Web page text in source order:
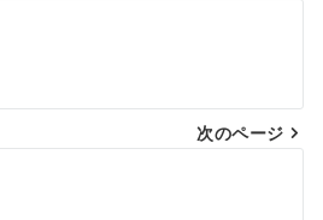
次のページ